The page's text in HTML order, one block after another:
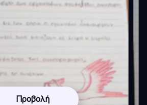
Προβολή